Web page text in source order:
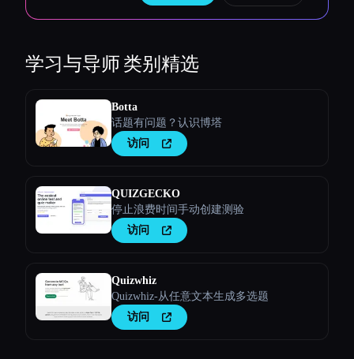
学习与导师类别精选
Botta
话题有问题？认识博塔
访问
QUIZGECKO
停止浪费时间手动创建测验
访问
Quizwhiz
Quizwhiz-从任意文本生成多选题
访问